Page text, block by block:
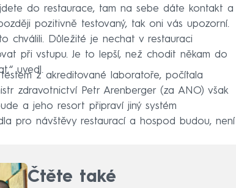
do restaurace, tam na sebe dáte kontakt a
pozitivně testovaný, tak oni vás upozorní.
chválili. Důležité je nechat v restauraci
při vstupu. Je to lepší, než chodit někam do
uvedl.
z akreditované laboratoře, počítala
zdravotnictví Petr Arenberger (za ANO) však
a jeho resort připraví jiný systém
pro návštěvy restaurací a hospod budou, není
Čtěte také